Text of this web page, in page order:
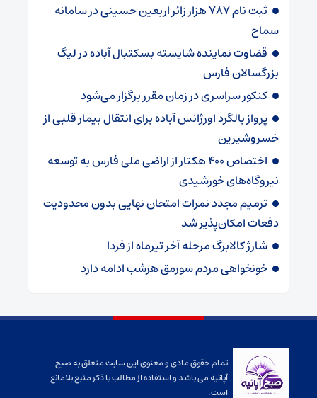
ثبت نام ۷۸۷ هزار زائر اربعین حسینی در سامانه
سماح
قضاوت نماینده شایسته بسکتبال آباده در لیگ
بزرگسالان فارس
کنکور سراسری در زمان مقرر برگزار می‌شود
پرواز بالگرد اورژانس آباده برای انتقال بیمار قلبی از
خسروشیرین
اختصاص ۴۰۰ هکتار از اراضی ملی فارس به توسعه
نیروگاه‌های خورشیدی
ترمیم مجدد نمرات امتحان نهایی بدون محدودیت
دفعات امکان‌پذیر شد
شارژ کالابرگ‌ مرحله آخر تیرماه از فردا
خونخواهی مردم سورمق هرشب ادامه دارد
تمام حقوق مادی و معنوی این سایت متعلق به صبح
آپاتیه می باشد و استفاده از مطالب با ذکر منبع بلامانع
است.